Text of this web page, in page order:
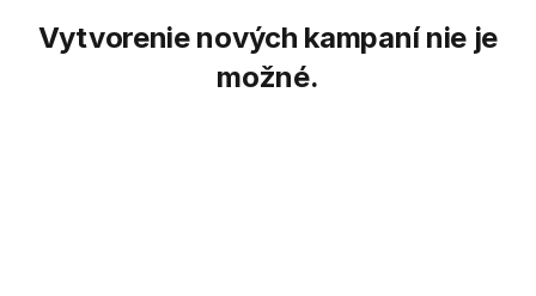
Vytvorenie nových kampaní nie je
možné.